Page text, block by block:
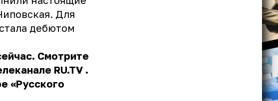
Для
дебютом
Смотрите
RU.TV .
«Русского